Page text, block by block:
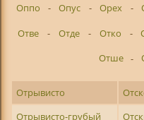
Оппо
- Опус - Орех -
Отве
- Отде - Отко -
Отше -
Отрывисто
Отрывисто-грубый